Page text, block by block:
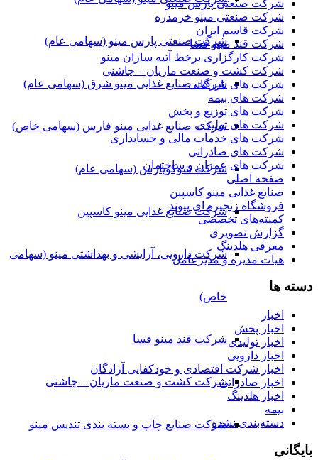
شرکت صنعتی پارس مینو (سهامی عام)
شرکت صنایع غذایی مینو شرق (سهامی عام)
شرکت صنایع غذایی مینو فارس (سهامی خاص)
شرکت شوکوپارس (سهامی عام)
شرکت صنایع غذایی مینو کاسپین
شرکت دارویی، آرایشی و بهداشتی مینو (سهامی
خاص)
شرکت قند مینو فسا
شرکت کشت و صنعت ماریان – چاشنی
شرکت صنایع چاپ و بسته بندی تندیس مینو
شرکت صنعتی پارس مینو
شرکت صنعتی مینو خرمدره
شرکت قاسم ایران
شرکت قند مینو فسا
شرکت کارگزاری برخط آتیه سازان مینو
شرکت کشت و صنعت ماریان – چاشنی
شرکت های بازرگانی
شرکت های بیمه
شرکت های توزیع و پخش
شرکت های تولیدی
شرکت های خدمات مالی و حسابداری
شرکت های صادراتی
شرکت های عمران و ساختمان
صفحه اصلی
صنایع غذایی مینو کاسپین
فروشگاه زنجیره ای پیوند
کمیته‌های تخصصی
گزارش تصویری
معرفی هلدینگ
هیات مدیره و مدیرعامل
دسته ها
اخبار
اخبار پخش
اخبار تولیدی
اخبار دارویی
اخبار شرکت اقتصادی و خودکفایی آزادگان
اخبار صادراتی
اخبار هلدینگ
بیمه
دسته‌بندی نشده
بایگانی